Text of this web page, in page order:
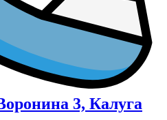
3, Калуга